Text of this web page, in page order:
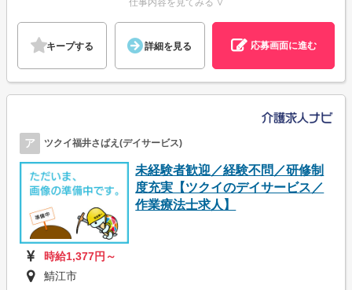
キープする 詳細を見る 応募画面に進む
ア ツクイ福井さばえ(デイサービス)
未経験者歓迎／経験不問／研修制
度充実【ツクイのデイサービス／
作業療法士求人】
時給1,377円～
鯖江市